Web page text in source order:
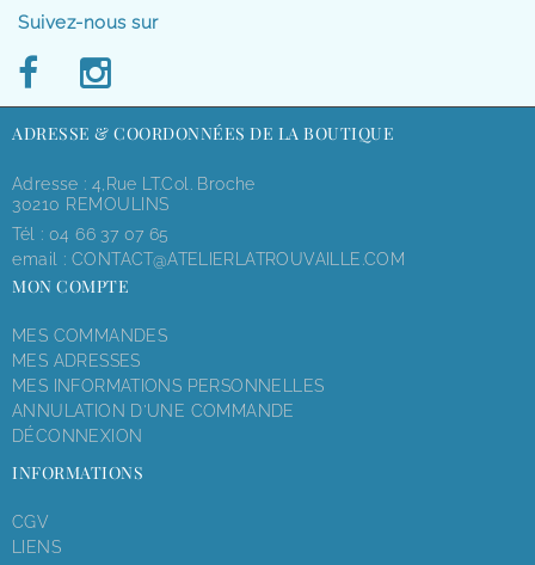
Suivez-nous sur
ADRESSE & COORDONNÉES DE LA BOUTIQUE
Adresse : 4,rue LT.Col. Broche
30210 REMOULINS
Tél : 04 66 37 07 65
email : CONTACT@ATELIERLATROUVAILLE.COM
MON COMPTE
MES COMMANDES
MES ADRESSES
MES INFORMATIONS PERSONNELLES
ANNULATION D'UNE COMMANDE
DÉCONNEXION
INFORMATIONS
CGV
LIENS